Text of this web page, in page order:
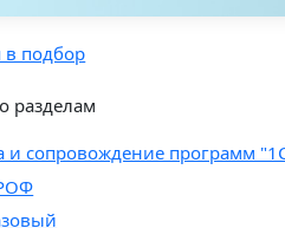
в подбор
разделам
и сопровождение программ